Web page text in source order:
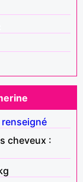
renseigné
cheveux :